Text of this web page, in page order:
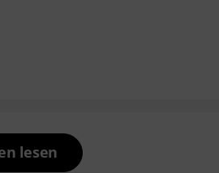
lesen